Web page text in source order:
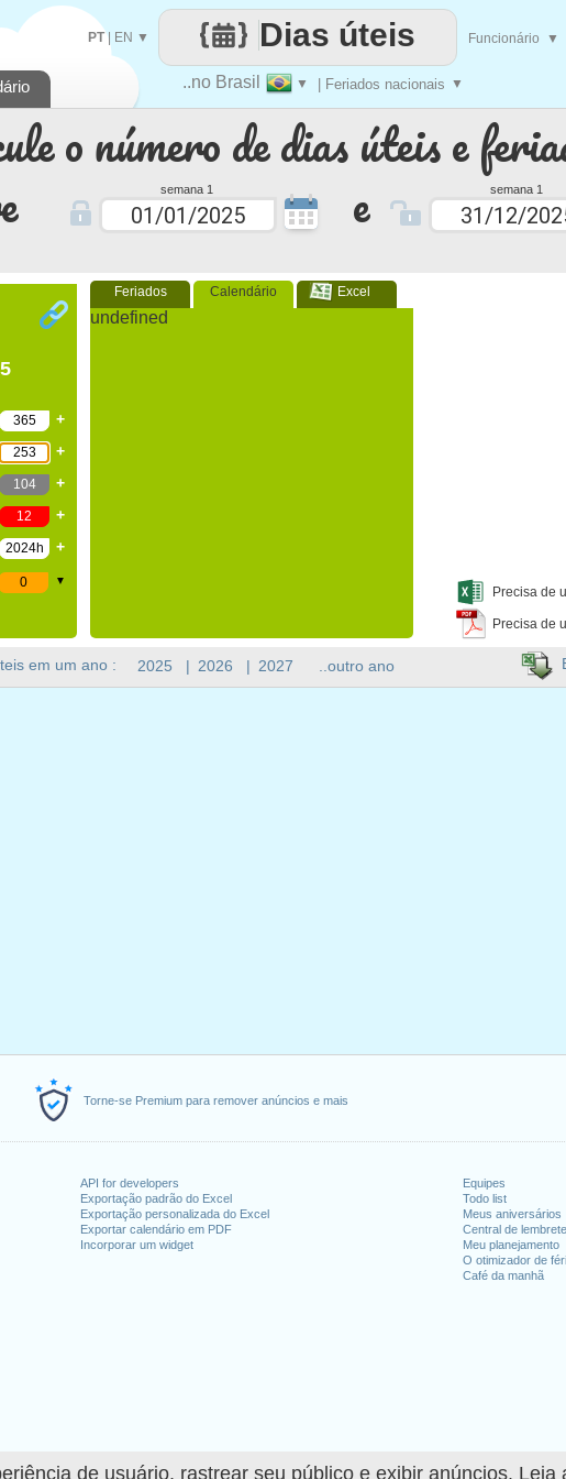
de usuário, rastrear seu público e exibir anúncios. Leia
Torne-se Premium para remover anúncios e mais
API for developers
Exportação padrão do Excel
Exportação personalizada do Excel
Exportar calendário em PDF
Incorporar um widget
Equipes
Todo list
Meus aniversários
Central de
Meu planejamento
O otimizador de
Café da manhã
o número de dias úteis e
semana 1 e semana 1
+
+
+
+
+
▼
Feriados Calendário Excel
undefined
Precisa de
Precisa de
..no Brasil ▼ | Feriados nacionais ▼
Dias úteis
PT| EN ▼ Funcionário ▼
em um ano : 2025 | 2026 | 2027 ..outro ano